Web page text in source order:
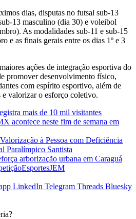
dias, disputas no futsal sub-13
13 masculino (dia 30) e voleibol
As modalidades sub-11 e sub-15
e as finais gerais entre os dias 1º e 3
ações de integração esportiva do
promover desenvolvimento físico,
com espírito esportivo, além de
valorizar o esforço coletivo.
mais de 10 mil visitantes
acontece neste fim de semana em
à Pessoa com Deficiência
Paralímpico Santista
arborização urbana em Caraguá
EsportesJEM
LinkedIn Telegram Threads Bluesky